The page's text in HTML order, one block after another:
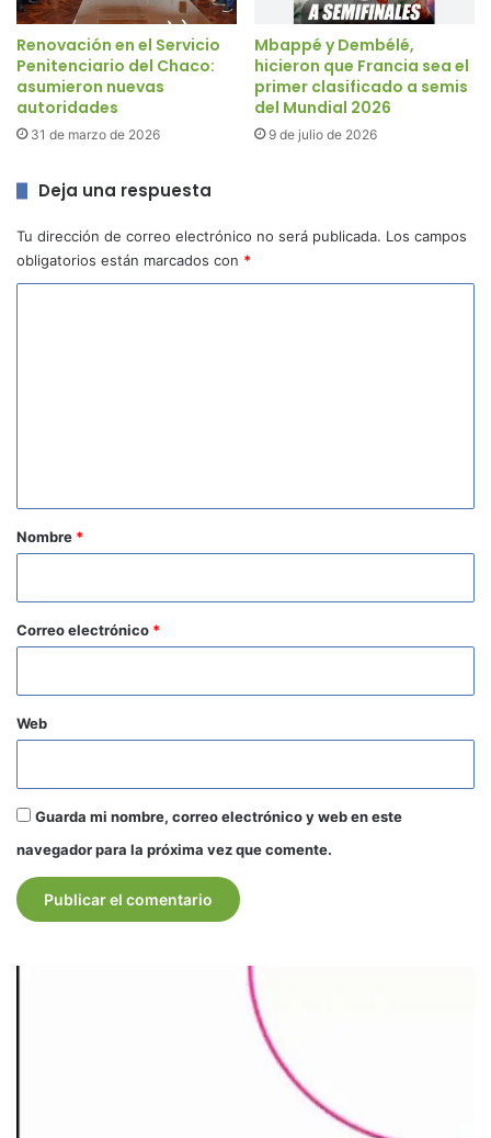
Renovación en el Servicio
Penitenciario del Chaco:
asumieron nuevas
autoridades
31 de marzo de 2026
Mbappé y Dembélé,
hicieron que Francia sea el
primer clasificado a semis
del Mundial 2026
9 de julio de 2026
Deja una respuesta
Tu dirección de correo electrónico no será publicada. Los campos
obligatorios están marcados con *
r
o
*
Nombre *
Correo electrónico *
Web
Guarda mi nombre, correo electrónico y web en este
navegador para la próxima vez que comente.